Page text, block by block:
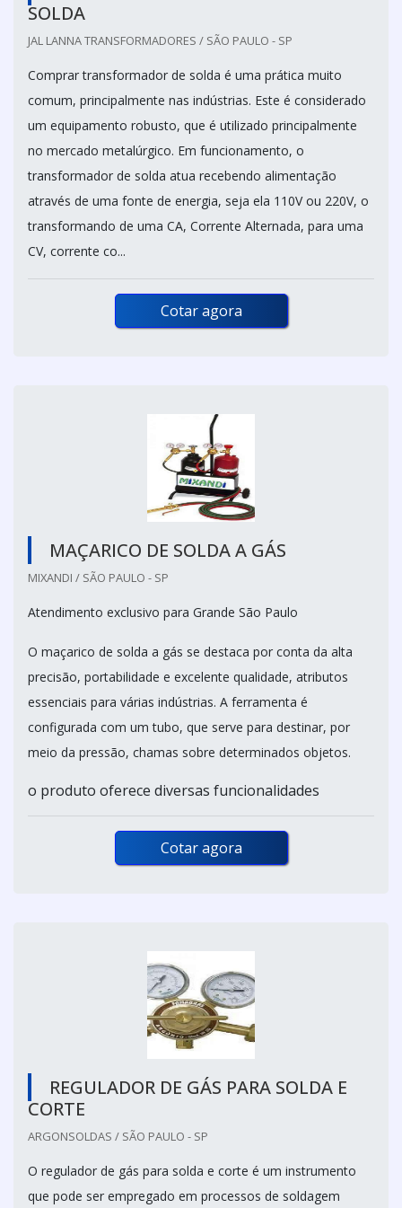
SOLDA
JAL LANNA TRANSFORMADORES / SÃO PAULO - SP
Comprar transformador de solda é uma prática muito
comum, principalmente nas indústrias. Este é considerado
um equipamento robusto, que é utilizado principalmente
no mercado metalúrgico. Em funcionamento, o
transformador de solda atua recebendo alimentação
através de uma fonte de energia, seja ela 110V ou 220V, o
transformando de uma CA, Corrente Alternada, para uma
CV, corrente co...
Cotar agora
MAÇARICO DE SOLDA A GÁS
MIXANDI / SÃO PAULO - SP
Atendimento exclusivo para Grande São Paulo
O maçarico de solda a gás se destaca por conta da alta
precisão, portabilidade e excelente qualidade, atributos
essenciais para várias indústrias. A ferramenta é
configurada com um tubo, que serve para destinar, por
meio da pressão, chamas sobre determinados objetos.
o produto oferece diversas funcionalidades
Cotar agora
REGULADOR DE GÁS PARA SOLDA E
CORTE
ARGONSOLDAS / SÃO PAULO - SP
O regulador de gás para solda e corte é um instrumento
que pode ser empregado em processos de soldagem